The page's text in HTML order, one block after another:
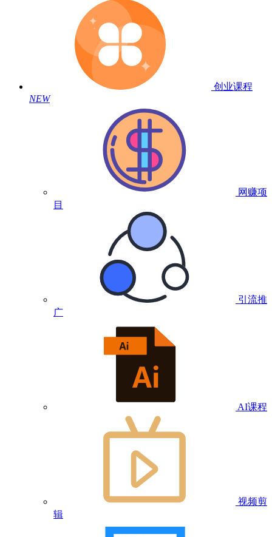
创业课程
NEW
网赚项
目
引流推
广
AI课程
视频剪
辑